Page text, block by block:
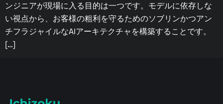
ンジニアが現場に入る目的は一つです。モデルに依存しな
い視点から、お客様の粗利を守るためのソブリンかつアン
チフラジャイルなAIアーキテクチャを構築することです。
[…]